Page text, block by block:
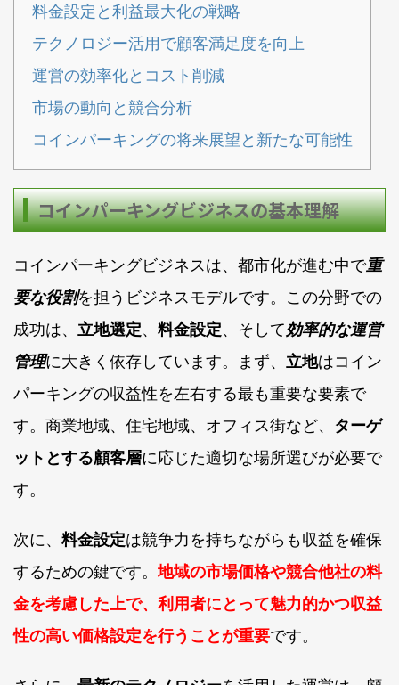
料金設定と利益最大化の戦略
テクノロジー活用で顧客満足度を向上
運営の効率化とコスト削減
市場の動向と競合分析
コインパーキングの将来展望と新たな可能性
コインパーキングビジネスの基本理解
コインパーキングビジネスは、都市化が進む中で重
要な役割を担うビジネスモデルです。この分野での
成功は、 立地選定、 料金設定、そして効率的な運営
管理に大きく依存しています。まず、 立地はコイン
パーキングの収益性を左右する最も重要な要素で
す。商業地域、住宅地域、オフィス街など、 ターゲ
ットとする顧客層に応じた適切な場所選びが必要で
す。
次に、 料金設定は競争力を持ちながらも収益を確保
するための鍵です。地域の市場価格や競合他社の料
金を考慮した上で、利用者にとって魅力的かつ収益
性の高い価格設定を行うことが重要です。